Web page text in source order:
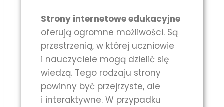
Strony internetowe edukacyjne
oferują ogromne możliwości. Są
przestrzenią, w której uczniowie
i nauczyciele mogą dzielić się
wiedzą. Tego rodzaju strony
powinny być przejrzyste, ale
i interaktywne. W przypadku